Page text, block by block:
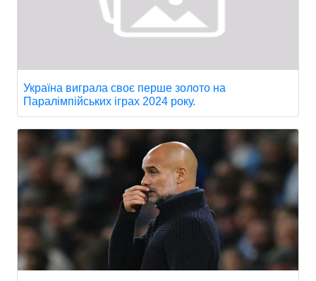
Україна виграла своє перше золото на
Паралімпійських іграх 2024 року.